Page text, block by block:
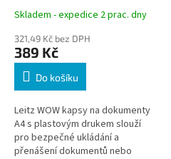
mix barev, 6 ks
Skladem - expedice 2 prac. dny
321,49 Kč bez DPH
389 Kč
Do košíku
Leitz WOW kapsy na dokumenty
A4 s plastovým drukem slouží
pro bezpečné ukládání a
přenášení dokumentů nebo